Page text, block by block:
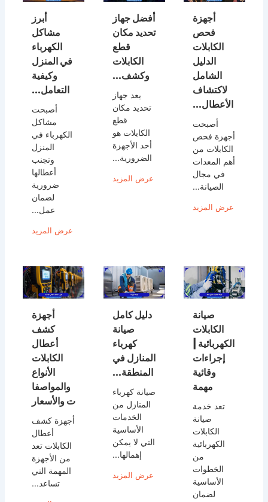
أجهزة
فحص
الكابلات
الدليل
الشامل
لاكتشاف
الأعطال...
أصبحت
أجهزة فحص
الكابلات من
أهم المعدات
في مجال
الصيانة...
عرض المزيد
أفضل جهاز
تحديد مكان
قطع
الكابلات
وكشف...
يعد جهاز
تحديد مكان
قطع
الكابلات هو
أحد الأجهزة
الضرورية...
عرض المزيد
أبرز
مشاكل
الكهرباء
في المنزل
وكيفية
التعامل...
أصبحت
مشاكل
الكهرباء في
المنزل
وتجنب
أعطالها
ضرورية
لضمان
عمل...
عرض المزيد
صيانة
الكابلات
الكهربائية |
إجراءات
وقائية
مهمة
تعد خدمة
صيانة
الكابلات
الكهربائية
من
الخطوات
الأساسية
لضمان
دليل كامل
صيانة
كهرباء
المنازل في
المنطقة...
صيانة كهرباء
المنازل من
الخدمات
الأساسية
التي لا يمكن
إهمالها...
عرض المزيد
أجهزة
كشف
أعطال
الكابلات
الأنواع
والمواصفا
ت والأسعار
أجهزة كشف
أعطال
الكابلات تعد
من الأجهزة
المهمة التي
تساعد...